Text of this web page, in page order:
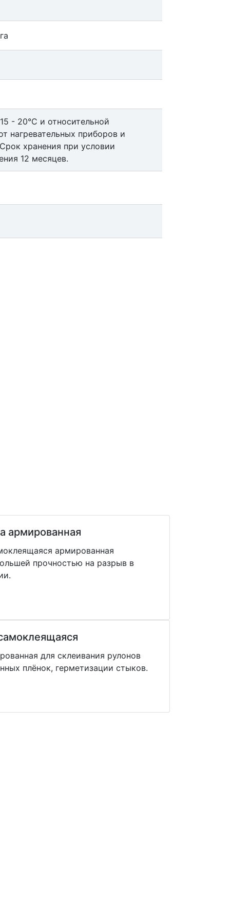
- 20°С и относительной
нагревательных приборов и
хранения при условии
12 месяцев.
армированная
армированная
прочностью на разрыв в
для склеивания рулонов
плёнок, герметизации стыков.